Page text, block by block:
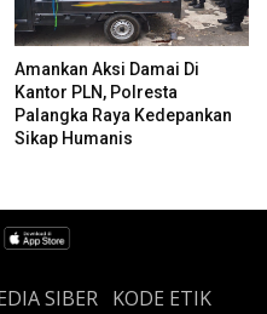
Amankan Aksi Damai Di
Kantor PLN, Polresta
Palangka Raya Kedepankan
Sikap Humanis
SIBER
KODE ETIK